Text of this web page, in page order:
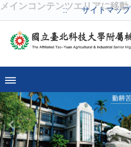
メインコンテンツエリアに移動
::: サイトマップ
Previous